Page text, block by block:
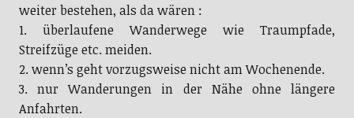
weiter bestehen, als da wären :
1. überlaufene Wanderwege wie Traumpfade,
Streifzüge etc. meiden.
2. wenn’s geht vorzugsweise nicht am Wochenende.
3. nur Wanderungen in der Nähe ohne längere
Anfahrten.